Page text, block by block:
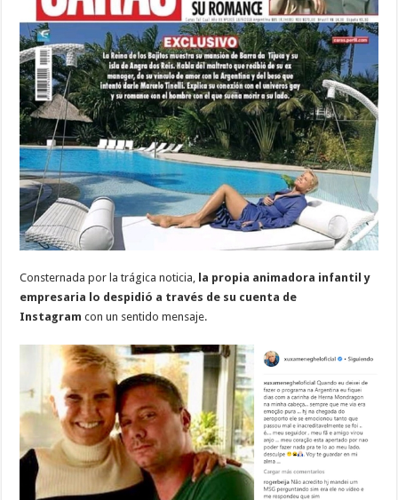
Consternada por la trágica noticia, la propia animadora infantil y
empresaria lo despidió a través de su cuenta de
Instagram con un sentido mensaje.